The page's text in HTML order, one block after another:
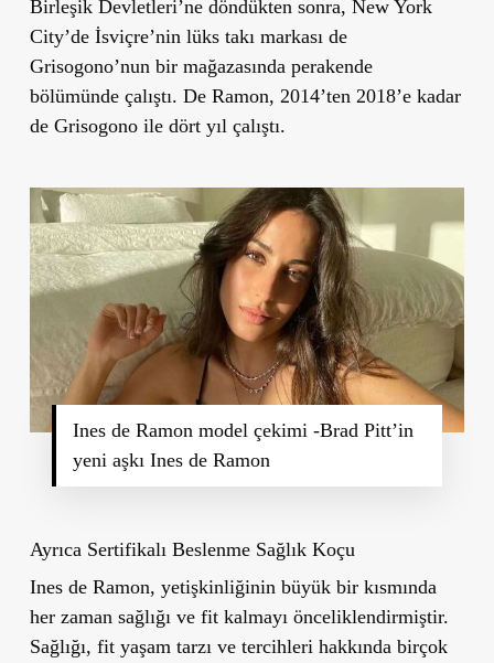
Birleşik Devletleri’ne döndükten sonra, New York
City’de İsviçre’nin lüks takı markası de
Grisogono’nun bir mağazasında perakende
bölümünde çalıştı. De Ramon, 2014’ten 2018’e kadar
de Grisogono ile dört yıl çalıştı.
Ines de Ramon model çekimi -Brad Pitt’in
yeni aşkı Ines de Ramon
Ayrıca Sertifikalı Beslenme Sağlık Koçu
Ines de Ramon, yetişkinliğinin büyük bir kısmında
her zaman sağlığı ve fit kalmayı önceliklendirmiştir.
Sağlığı, fit yaşam tarzı ve tercihleri hakkında birçok